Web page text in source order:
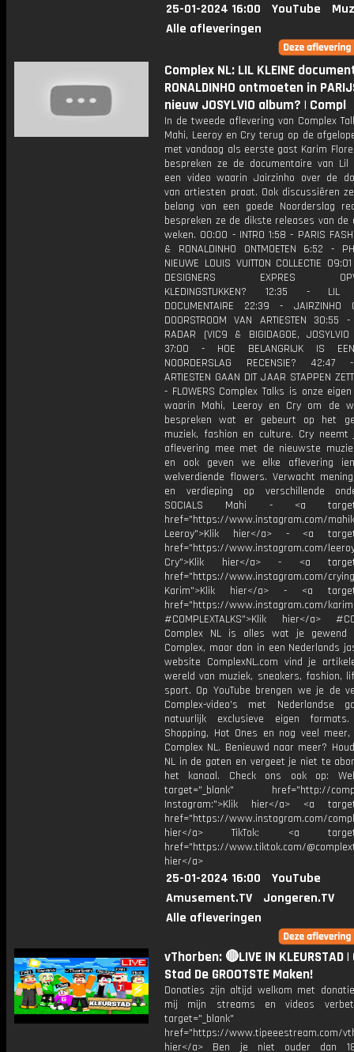
25-01-2024 16:00 YouTube
Alle afleveringen
Complex NL: LIL KLEINE
RONALDINHO ontmoeten in
nieuw JOSYLVIO album? | Compl
In de tweede aflevering van Complex
Mahi, Leeroy en Cry terug op de
met vandaag als eerste gast Karim
bespreken ze de documentaire van Lil
een video waarin Jairzinho over de
van artiesten praat. Ook discussiëren
belang van een goede Noorderslag
bespreken ze de dikste releases van de
weken. 00:00 - INTRO 1:58 - PARIS
& RONALDINHO ONTMOETEN 6:52 -
NIEUWE LOUIS VUITTON COLLECTIE
DESIGNERS EXPRES
KLEDINGSTUKKEN? 12:35 - LIL
DOCUMENTAIRE 22:39 - JAIRZINHO
DOORSTROOM VAN ARTIESTEN 30:55 -
RADAR (VIC9 & BIGIDAGOE,
37:00 - HOE BELANGRIJK IS
NOORDERSLAG RECENSIE? 42:47
ARTIESTEN GAAN DIT JAAR STAPPEN
- FLOWERS Complex Talks is onze
waarin Mahi, Leeroy en Cry om de
bespreken wat er gebeurt op het
muziek, fashion en culture. Cry neemt
aflevering mee met de nieuwste
en ook geven we elke aflevering
welverdiende flowers. Verwacht
en verdieping op verschillende
SOCIALS Mahi - <a
href="https://www.instagram.com/
Leeroy">Klik hier</a> - <a
href="https://www.instagram.com/
Cry">Klik hier</a> - <a
href="https://www.instagram.com/
Karim">Klik hier</a> - <a
href="https://www.instagram.com/
#COMPLEXTALKS">Klik hier</a>
Complex NL is alles wat je gewend
Complex, maar dan in een Nederlands
website ComplexNL.com vind je
wereld van muziek, sneakers, fashion,
sport. Op YouTube brengen we je de
Complex-video’s met Nederlandse
natuurlijk exclusieve eigen formats.
Shopping, Hot Ones en nog veel
Complex NL. Benieuwd naar meer?
NL in de gaten en vergeet je niet te
het kanaal. Check ons ook op:
target="_blank" href="http://
Instagram:">Klik hier</a> <a
href="https://www.instagram.com/
hier</a> TikTok: <a
href="https://www.tiktok.com/
hier</a>
25-01-2024 16:00
YouTube
Amusement.TV
Jongeren.TV
Alle afleveringen
vThorben: 🔴LIVE IN KLEURSTAD
Stad De GROOTSTE Maken!
Donaties zijn altijd welkom met
mij mijn streams en videos
target="_blank"
href="https://www.tipeeestream.com/
hier</a> Ben je niet ouder dan